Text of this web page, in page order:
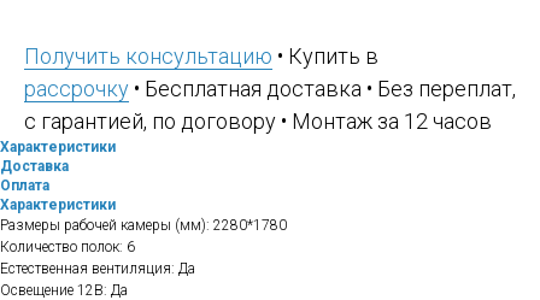
Получить консультацию • Купить в
рассрочку • Бесплатная доставка • Без переплат,
с гарантией, по договору • Монтаж за 12 часов
Характеристики
Доставка
Оплата
Характеристики
Размеры рабочей камеры (мм): 2280*1780
Количество полок: 6
Естественная вентиляция: Да
Освещение 12В: Да